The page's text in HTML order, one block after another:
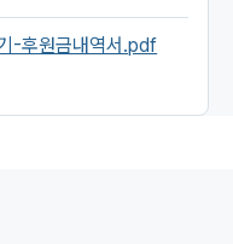
-후원금내역서.pdf